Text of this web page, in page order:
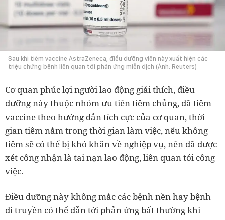
Sau khi tiêm vaccine AstraZeneca, điều dưỡng viên này xuất hiện các
triệu chứng bệnh liên quan tới phản ứng miễn dịch (Ảnh: Reuters)
Cơ quan phúc lợi người lao động giải thích, điều
dưỡng này thuộc nhóm ưu tiên tiêm chủng, đã tiêm
vaccine theo hướng dẫn tích cực của cơ quan, thời
gian tiêm nằm trong thời gian làm việc, nếu không
tiêm sẽ có thể bị khó khăn về nghiệp vụ, nên đã được
xét công nhận là tai nạn lao động, liên quan tới công
việc.
Điều dưỡng này không mắc các bệnh nền hay bệnh
di truyền có thể dẫn tới phản ứng bất thường khi